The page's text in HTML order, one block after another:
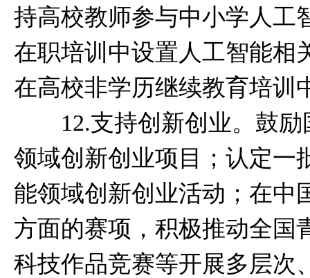
持高校教师参与中小学人工
在职培训中设置人工智能相
在高校非学历继续教育培训
12.支持创新创业。鼓励
领域创新创业项目；认定一
能领域创新创业活动；在中
方面的赛项，积极推动全国
科技作品竞赛等开展多层次